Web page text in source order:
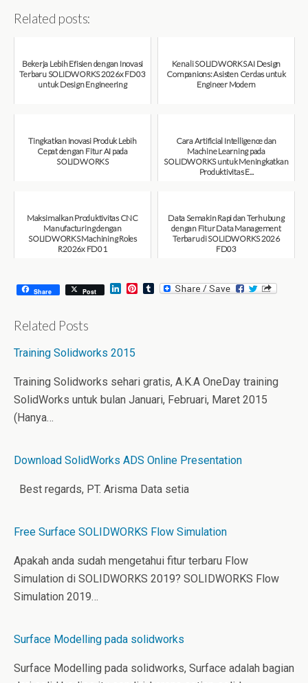
Related posts:
Bekerja Lebih Efisien dengan Inovasi
Terbaru SOLIDWORKS 2026x FD03
untuk Design Engineering
Kenali SOLIDWORKS AI Design
Companions: Asisten Cerdas untuk
Engineer Modern
Tingkatkan Inovasi Produk Lebih
Cepat dengan Fitur AI pada
SOLIDWORKS
Cara Artificial Intelligence dan
Machine Learning pada
SOLIDWORKS untuk Meningkatkan
Produktivitas E...
Maksimalkan Produktivitas CNC
Manufacturing dengan
SOLIDWORKS Machining Roles
R2026x FD01
Data Semakin Rapi dan Terhubung
dengan Fitur Data Management
Terbaru di SOLIDWORKS 2026
FD03
Share Post
L
I
P
t
T
Related Posts
Training Solidworks 2015
Training Solidworks sehari gratis, A.K.A OneDay training
SolidWorks untuk bulan Januari, Februari, Maret 2015
(Hanya…
Download SolidWorks ADS Online Presentation
Best regards, PT. Arisma Data setia
Free Surface SOLIDWORKS Flow Simulation
Apakah anda sudah mengetahui fitur terbaru Flow
Simulation di SOLIDWORKS 2019? SOLIDWORKS Flow
Simulation 2019…
Surface Modelling pada solidworks
Surface Modelling pada solidworks, Surface adalah bagian